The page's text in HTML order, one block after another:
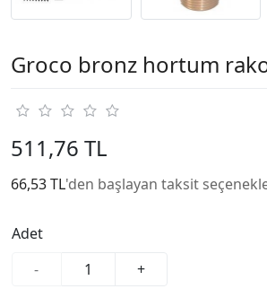
Groco bronz hortum
511,76 TL
66,53 TL'den başlayan taksit
Adet
-
+